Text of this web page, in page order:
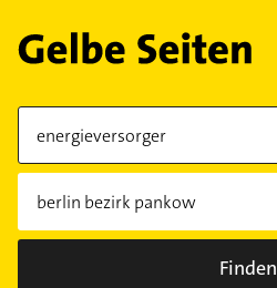
Finden